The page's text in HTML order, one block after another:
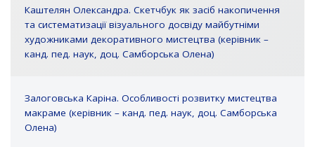
Каштелян Олександра. Скетчбук як засіб накопичення
та систематизації візуального досвіду майбутніми
художниками декоративного мистецтва (керівник –
канд. пед. наук, доц. Самборська Олена)
Залоговська Каріна. Особливості розвитку мистецтва
макраме (керівник – канд. пед. наук, доц. Самборська
Олена)